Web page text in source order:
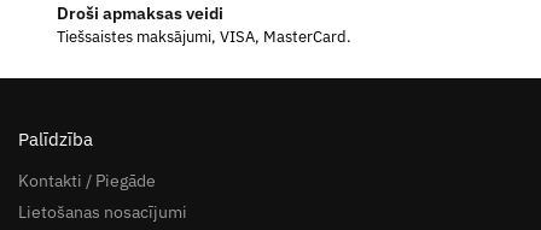
Droši apmaksas veidi
Tiešsaistes maksājumi, VISA, MasterCard.
Palīdzība
Kontakti / Piegāde
Lietošanas nosacījumi